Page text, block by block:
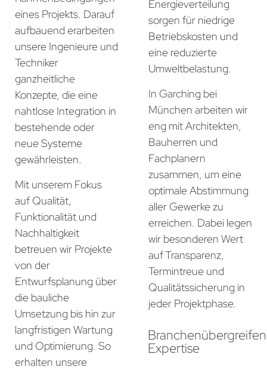
eines Projekts. Darauf
aufbauend erarbeiten
unsere Ingenieure und
Techniker
ganzheitliche
Konzepte, die eine
nahtlose Integration in
bestehende oder
neue Systeme
gewährleisten.
Mit unserem Fokus
auf Qualität,
Funktionalität und
Nachhaltigkeit
betreuen wir Projekte
von der
Entwurfsplanung über
die bauliche
Umsetzung bis hin zur
langfristigen Wartung
und Optimierung. So
erhalten unsere
Energieverteilung
sorgen für niedrige
Betriebskosten und
eine reduzierte
Umweltbelastung.
In Garching bei
München arbeiten wir
eng mit Architekten,
Bauherren und
Fachplanern
zusammen, um eine
optimale Abstimmung
aller Gewerke zu
erreichen. Dabei legen
wir besonderen Wert
auf Transparenz,
Termintreue und
Qualitätssicherung in
jeder Projektphase.
Expertise